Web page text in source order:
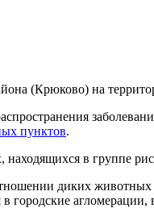
(Крюково) на
пунктов.
в группе
диких
агломерации,